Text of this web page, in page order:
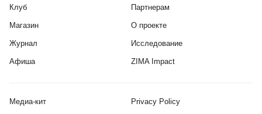
Клуб
Магазин
Журнал
Афиша
Партнерам
О проекте
Исследование
ZIMA Impact
Медиа-кит Privacy Policy